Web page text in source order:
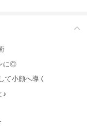
に◎
て小顔へ導く
♪